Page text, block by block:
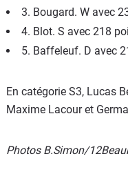
3. Bougard. W avec
4. Blot. S avec 218
5. Baffeleuf. D avec
En catégorie S3, Lucas
Maxime Lacour et
Photos B.Simon/